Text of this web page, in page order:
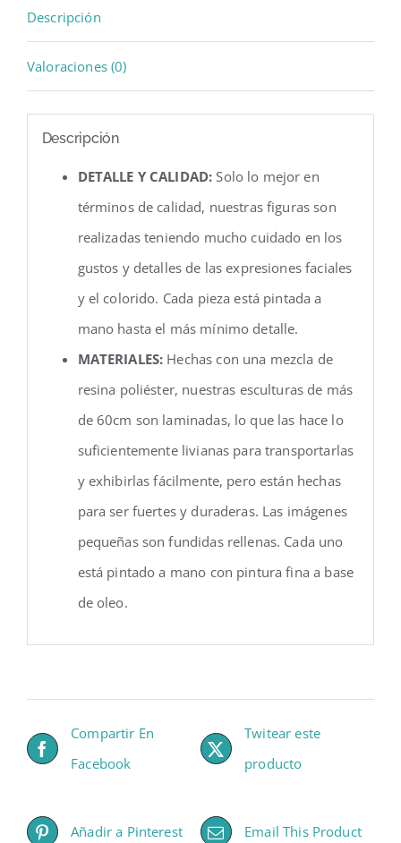
Descripción
Valoraciones (0)
Descripción
DETALLE Y CALIDAD:Solo lo mejor en
términos de calidad, nuestras figuras son
realizadas teniendo mucho cuidado en los
gustos y detalles de las expresiones faciales
y el colorido. Cada pieza está pintada a
mano hasta el más mínimo detalle.
MATERIALES: Hechas con una mezcla de
resina poliéster, nuestras esculturas de más
de 60cm son laminadas, lo que las hace lo
suficientemente livianas para transportarlas
y exhibirlas fácilmente, pero están hechas
para ser fuertes y duraderas. Las imágenes
pequeñas son fundidas rellenas. Cada uno
está pintado a mano con pintura fina a base
de oleo.
Compartir En
Facebook
Twitear este
producto
Añadir a Pinterest Email This Product